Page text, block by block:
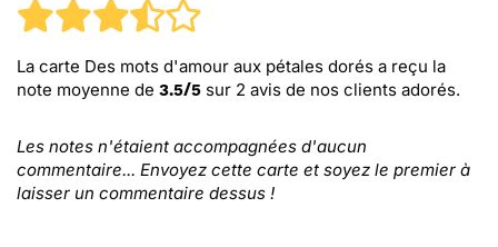
La carte Des mots d'amour aux pétales dorés a reçu la
note moyenne de 3.5/5 sur 2 avis de nos clients adorés.
Les notes n'étaient accompagnées d'aucun
commentaire... Envoyez cette carte et soyez le premier à
laisser un commentaire dessus !